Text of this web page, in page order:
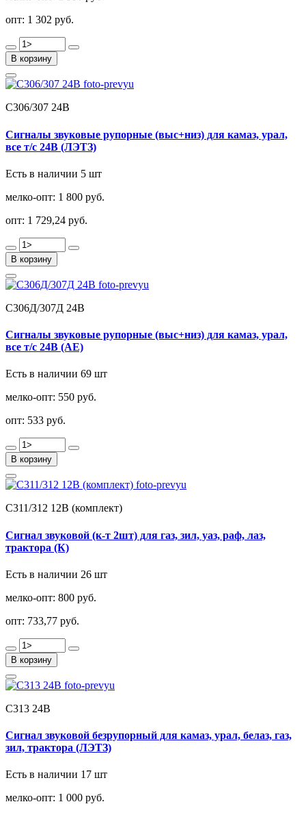
опт: 1 302 руб.
В корзину
С306/307 24В
Сигналы звуковые рупорные (выс+низ) для камаз, урал,
все т/с 24В (ЛЭТЗ)
Есть в наличии 5 шт
мелко-опт: 1 800 руб.
опт: 1 729,24 руб.
В корзину
С306Д/307Д 24В
Сигналы звуковые рупорные (выс+низ) для камаз, урал,
все т/с 24В (АЕ)
Есть в наличии 69 шт
мелко-опт: 550 руб.
опт: 533 руб.
В корзину
С311/312 12В (комплект)
Сигнал звуковой (к-т 2шт) для газ, зил, уаз, раф, лаз,
трактора (К)
Есть в наличии 26 шт
мелко-опт: 800 руб.
опт: 733,77 руб.
В корзину
С313 24В
Сигнал звуковой безрупорный для камаз, урал, белаз, газ,
зил, трактора (ЛЭТЗ)
Есть в наличии 17 шт
мелко-опт: 1 000 руб.